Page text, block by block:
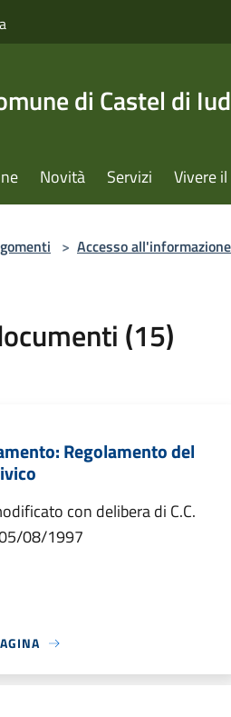
di Castel di
Novità Servizi Vivere
> Accesso all'informazione
(15)
Regolamento del
con delibera di C.C.
08/1997